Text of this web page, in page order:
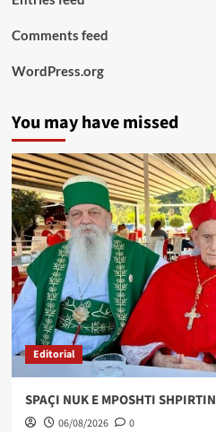
Comments feed
WordPress.org
You may have missed
Editorial
SPAÇI NUK E MPOSHTI SHPIRTIN
06/08/2026 0